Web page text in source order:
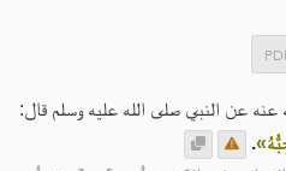
عن النبي صلى الله عليه وسلم قال:
.